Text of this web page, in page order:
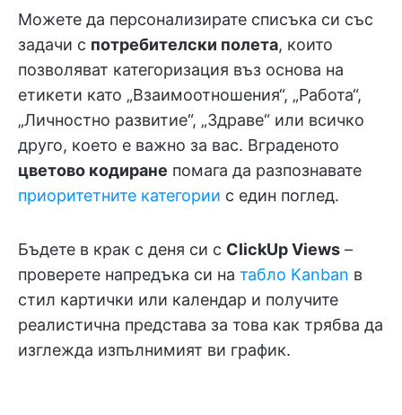
Можете да персонализирате списъка си със
задачи с потребителски полета, които
позволяват категоризация въз основа на
етикети като „Взаимоотношения“, „Работа“,
„Личностно развитие“, „Здраве“ или всичко
друго, което е важно за вас. Вграденото
цветово кодиране помага да разпознавате
приоритетните категории с един поглед.
Бъдете в крак с деня си с ClickUp Views –
проверете напредъка си на табло Kanban в
стил картички или календар и получите
реалистична представа за това как трябва да
изглежда изпълнимият ви график.